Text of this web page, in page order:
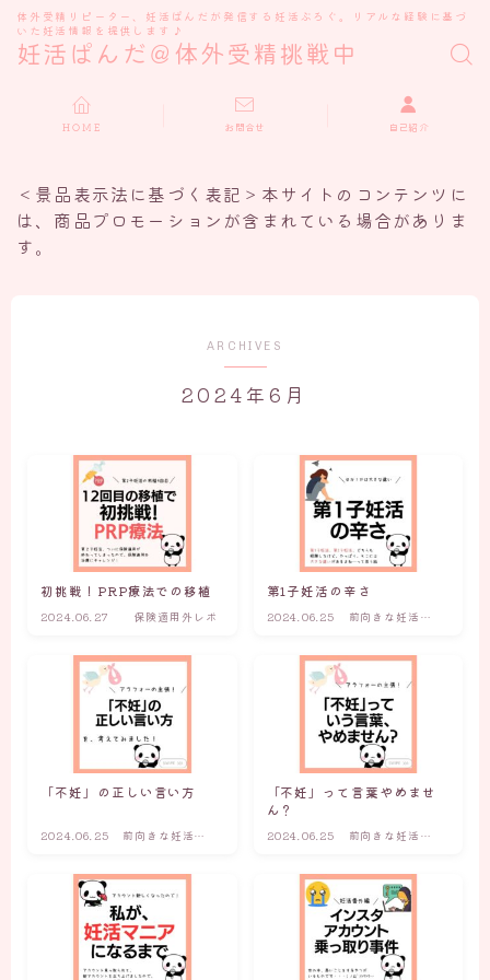
妊活ぱんだ＠体外受精挑戦中
体外受精リピーター、妊活ぱんだが発信する妊活ぶろぐ。リアルな経験に基づ
いた妊活情報を提供します♪
ＨＯＭＥ お問合せ 自己紹介
＜景品表示法に基づく表記＞本サイトのコンテンツに
は、商品プロモーションが含まれている場合がありま
す。
ARCHIVES
2024年6月
初挑戦！PRP療法での移植
2024.06.27 保険適用外レポ
第1子妊活の辛さ
2024.06.25
前向きな妊活マ
「不妊」の正しい言い方
2024.06.25
前向きな妊活マ
「不妊」って言葉やめませ
ん？
2024.06.25
前向きな妊活マ